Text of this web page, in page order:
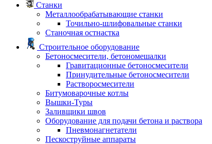
Станки
Металлообрабатывающие станки
Точильно-шлифовальные станки
Станочная остнастка
Строительное оборудование
Бетоносмесители, бетономешалки
Гравитационные бетоносмесители
Принудительные бетоносмесители
Растворосмесители
Битумоварочные котлы
Вышки-Туры
Заливщики швов
Оборудование для подачи бетона и раствора
Пневмонагнетатели
Пескоструйные аппараты